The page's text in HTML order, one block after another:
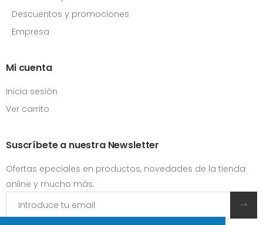
Descuentos y promociones
Empresa
Mi cuenta
Inicia sesión
Ver carrito
Suscríbete a nuestra Newsletter
Ofertas epeciales en productos, novedades de la tienda
online y mucho más.